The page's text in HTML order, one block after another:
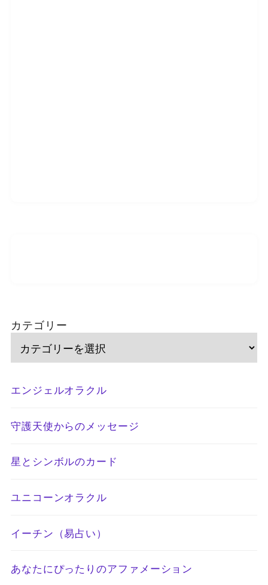
カテゴリー
エンジェルオラクル
守護天使からのメッセージ
星とシンボルのカード
ユニコーンオラクル
イーチン（易占い）
あなたにぴったりのアファメーション